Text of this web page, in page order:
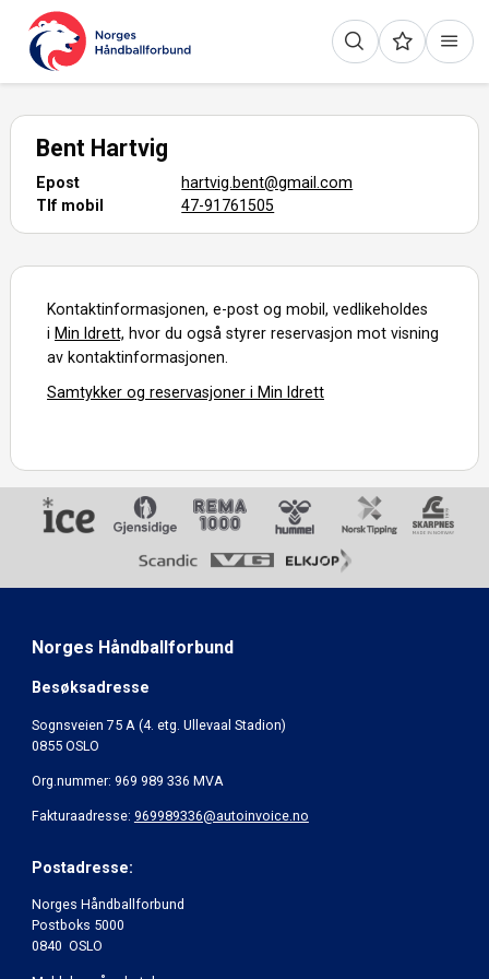
Bent Hartvig
Epost
hartvig.bent@gmail.com
Tlf mobil
47-91761505
Kontaktinformasjonen, e-post og mobil, vedlikeholdes
i Min Idrett, hvor du også styrer reservasjon mot visning
av kontaktinformasjonen.
Samtykker og reservasjoner i Min Idrett
Norges Håndballforbund
Besøksadresse
Sognsveien 75 A (4. etg. Ullevaal Stadion)
0855 OSLO
Org.nummer: 969 989 336 MVA
Fakturaadresse: 969989336@autoinvoice.no
Postadresse:
Norges Håndballforbund
Postboks 5000
0840 OSLO